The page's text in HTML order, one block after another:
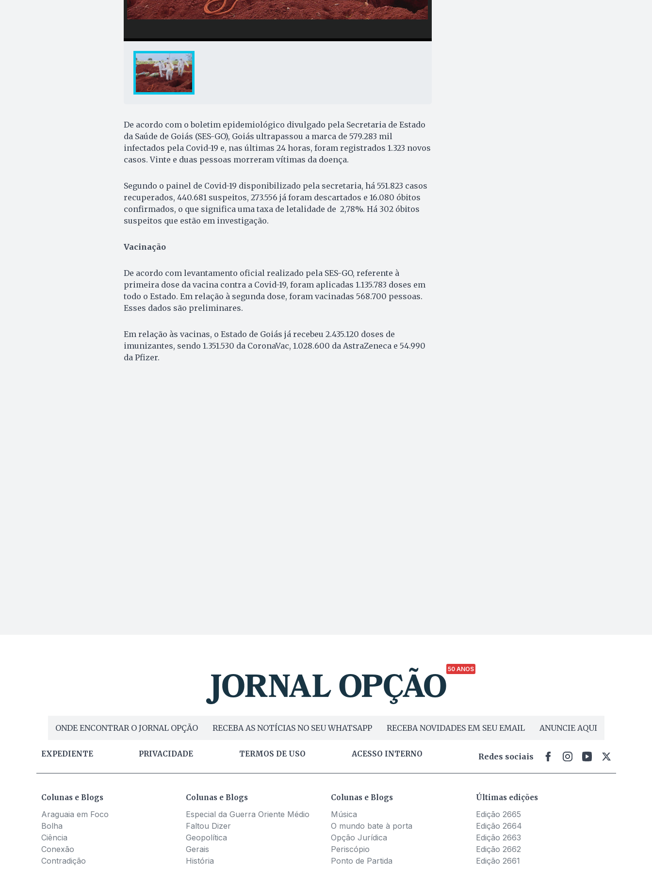
De acordo com o boletim epidemiológico divulgado pela Secretaria de Estado
da Saúde de Goiás (SES-GO), Goiás ultrapassou a marca de 579.283 mil
infectados pela Covid-19 e, nas últimas 24 horas, foram registrados 1.323 novos
casos. Vinte e duas pessoas morreram vítimas da doença.
Segundo o painel de Covid-19 disponibilizado pela secretaria, há 551.823 casos
recuperados, 440.681 suspeitos, 273.556 já foram descartados e 16.080 óbitos
confirmados, o que significa uma taxa de letalidade de 2,78%. Há 302 óbitos
suspeitos que estão em investigação.
Vacinação
De acordo com levantamento oficial realizado pela SES-GO, referente à
primeira dose da vacina contra a Covid-19, foram aplicadas 1.135.783 doses em
todo o Estado. Em relação à segunda dose, foram vacinadas 568.700 pessoas.
Esses dados são preliminares.
Em relação às vacinas, o Estado de Goiás já recebeu 2.435.120 doses de
imunizantes, sendo 1.351.530 da CoronaVac, 1.028.600 da AstraZeneca e 54.990
da Pfizer.
50 ANOS
ONDE ENCONTRAR O JORNAL OPÇÃO RECEBA AS NOTÍCIAS NO SEU WHATSAPP RECEBA NOVIDADES EM SEU EMAIL ANUNCIE AQUI
EXPEDIENTE PRIVACIDADE TERMOS DE USO ACESSO INTERNO Redes sociais
Colunas e Blogs
Araguaia em Foco
Bolha
Ciência
Conexão
Contradição
Colunas e Blogs
Especial da Guerra Oriente Médio
Faltou Dizer
Geopolítica
Gerais
História
Colunas e Blogs
Música
O mundo bate à porta
Opção Jurídica
Periscópio
Ponto de Partida
Últimas edições
Edição 2665
Edição 2664
Edição 2663
Edição 2662
Edição 2661